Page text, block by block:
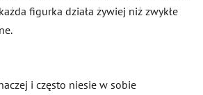
figurka działa żywiej niż zwykłe
i często niesie w sobie